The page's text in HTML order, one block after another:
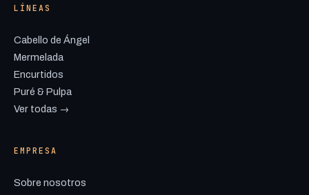
LÍNEAS
Cabello de Ángel
Mermelada
Encurtidos
Puré & Pulpa
Ver todas →
EMPRESA
Sobre nosotros